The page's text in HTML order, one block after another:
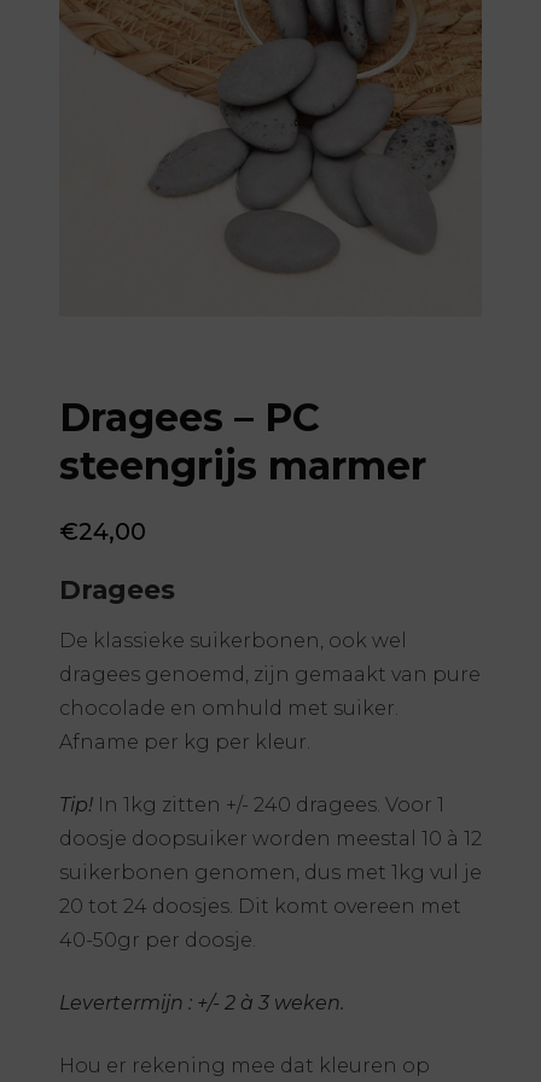
Dragees – PC
steengrijs marmer
€24,00
Dragees
De klassieke suikerbonen, ook wel
dragees genoemd, zijn gemaakt van pure
chocolade en omhuld met suiker.
Afname per kg per kleur.
Tip! In 1kg zitten +/- 240 dragees. Voor 1
doosje doopsuiker worden meestal 10 à 12
suikerbonen genomen, dus met 1kg vul je
20 tot 24 doosjes. Dit komt overeen met
40-50gr per doosje.
Levertermijn : +/- 2 à 3 weken.
Hou er rekening mee dat kleuren op